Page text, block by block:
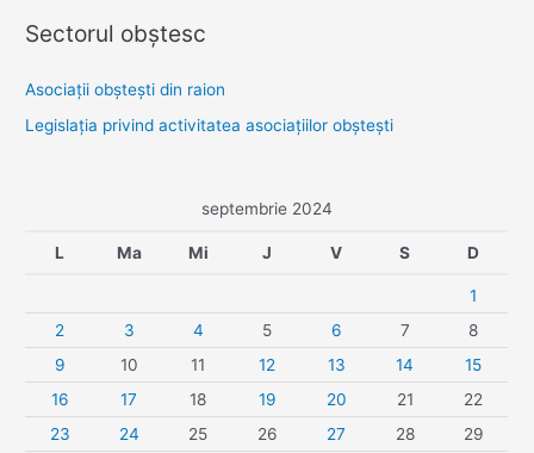
Sectorul obştesc
Asociaţii obşteşti din raion
Legislaţia privind activitatea asociaţiilor obşteşti
septembrie 2024
L Ma Mi J V S D
1
2
3 4 5 6 7
8
9
10 11 12 13 14
15
16
17 18 19 20 21
22
23
24 25 26 27 28 29